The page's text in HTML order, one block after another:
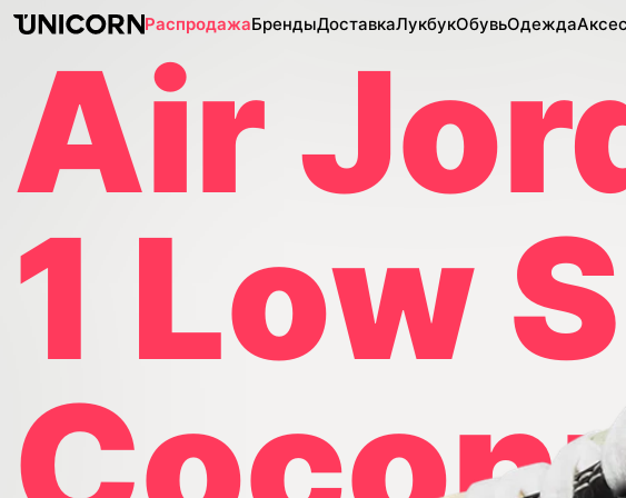
РаспродажаБрендыДоставкаЛукбукОбувьОдежда
Air
1 Low